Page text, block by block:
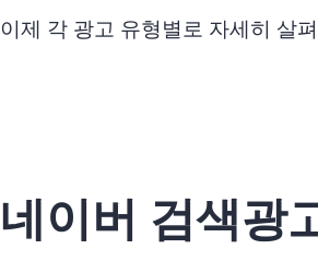
이제 각 광고 유형별로 자세히 살
네이버 검색광